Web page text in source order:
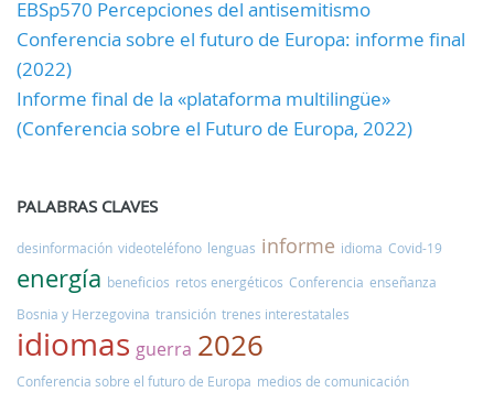
EBSp570 Percepciones del antisemitismo
Conferencia sobre el futuro de Europa: informe final
(2022)
Informe final de la «plataforma multilingüe»
(Conferencia sobre el Futuro de Europa, 2022)
PALABRAS CLAVES
desinformación videoteléfono lenguas informe idioma Covid-19
energía beneficios retos energéticos Conferencia enseñanza
Bosnia y Herzegovina transición trenes interestatales
idiomas guerra 2026
Conferencia sobre el futuro de Europa medios de comunicación